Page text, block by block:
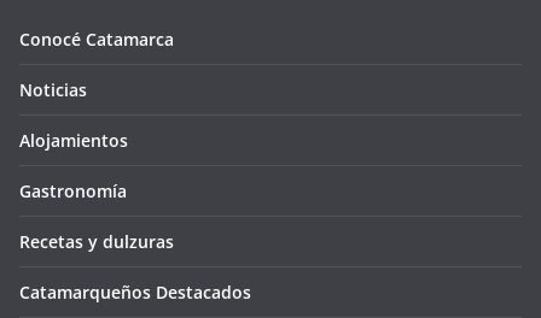
Conocé Catamarca
Noticias
Alojamientos
Gastronomía
Recetas y dulzuras
Catamarqueños Destacados